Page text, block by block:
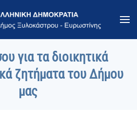
για τα διοικητικά
ζητήματα του Δήμου
μας